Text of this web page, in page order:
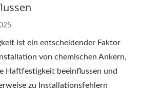
ist ein entscheidender Faktor
von chemischen Ankern,
Haftfestigkeit beeinflussen und
zu Installationsfehlern